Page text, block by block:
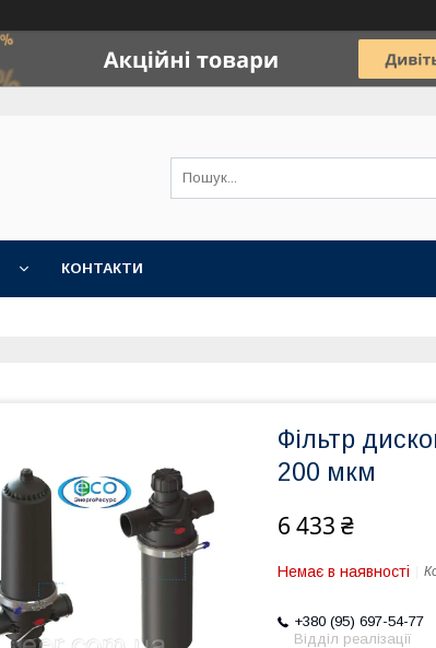
КОНТАКТИ
Фільтр
200 мкм
6 433 ₴
Немає в наявності
+380 (95) 697-54-77
Відділ реалізації